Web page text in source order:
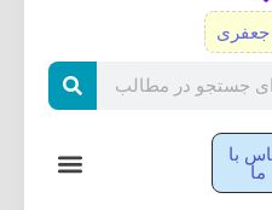
جعفری
با
ما